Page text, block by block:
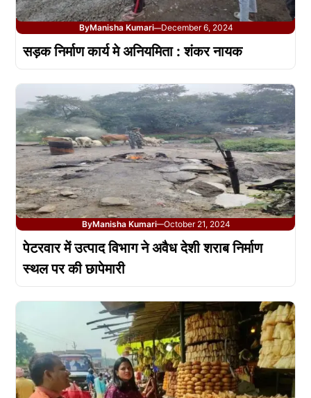
ByManisha Kumari—December 6, 2024
सड़क निर्माण कार्य मे अनियमिता : शंकर नायक
ByManisha Kumari—October 21, 2024
पेटरवार में उत्पाद विभाग ने अवैध देशी शराब निर्माण
स्थल पर की छापेमारी